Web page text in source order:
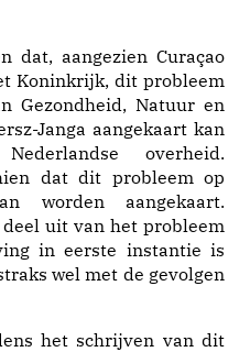
dat, aangezien Curaçao
Koninkrijk, dit probleem
Gezondheid, Natuur en
Janga aangekaart kan
overheid.
dat dit probleem op
worden aangekaart.
deel uit van het probleem
in eerste instantie is
wel met de gevolgen
het schrijven van dit